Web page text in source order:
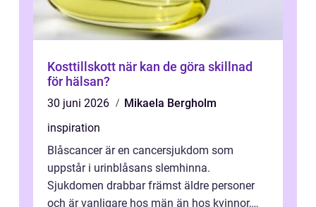
Kosttillskott när kan de göra skillnad
för hälsan?
30 juni 2026
Mikaela Bergholm
inspiration
Blåscancer är en cancersjukdom som
uppstår i urinblåsans slemhinna.
Sjukdomen drabbar främst äldre personer
och är vanligare hos män än hos kvinnor,